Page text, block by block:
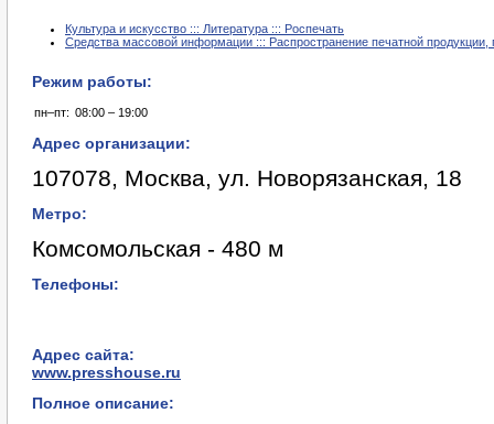
Культура и искусство ::: Литература ::: Роспечать
Средства массовой информации ::: Распространение печатной продукции,
Режим работы:
пн–пт: 08:00 – 19:00
Адрес организации:
107078, Москва, ул. Новорязанская, 18
Метро:
Комсомольская - 480 м
Телефоны:
Адрес сайта:
www.presshouse.ru
Полное описание: